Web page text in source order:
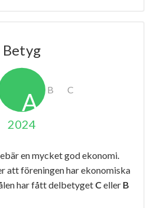
Betyg
2024
en mycket god ekonomi.
att föreningen har ekonomiska
har fått delbetyget Celler B